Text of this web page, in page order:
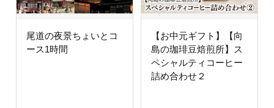
尾道の夜景ちょいとコ
ース1時間
【お中元ギフト】【向
島の珈琲豆焙煎所】ス
ペシャルティコーヒー
詰め合わせ２